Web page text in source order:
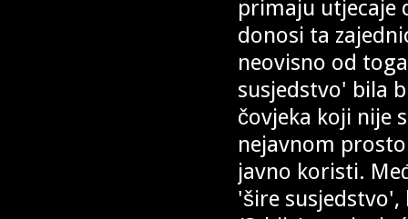
primaju utjecaje
donosi ta
neovisno od
susjedstvo' bila
čovjeka koji nije
nejavnom
javno koristi.
'šire susjedstvo',